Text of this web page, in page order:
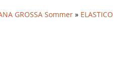
GROSSA Sommer » ELASTICO